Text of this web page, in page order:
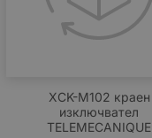
XCK-M102 краен
изключвател
TELEMECANIQUE